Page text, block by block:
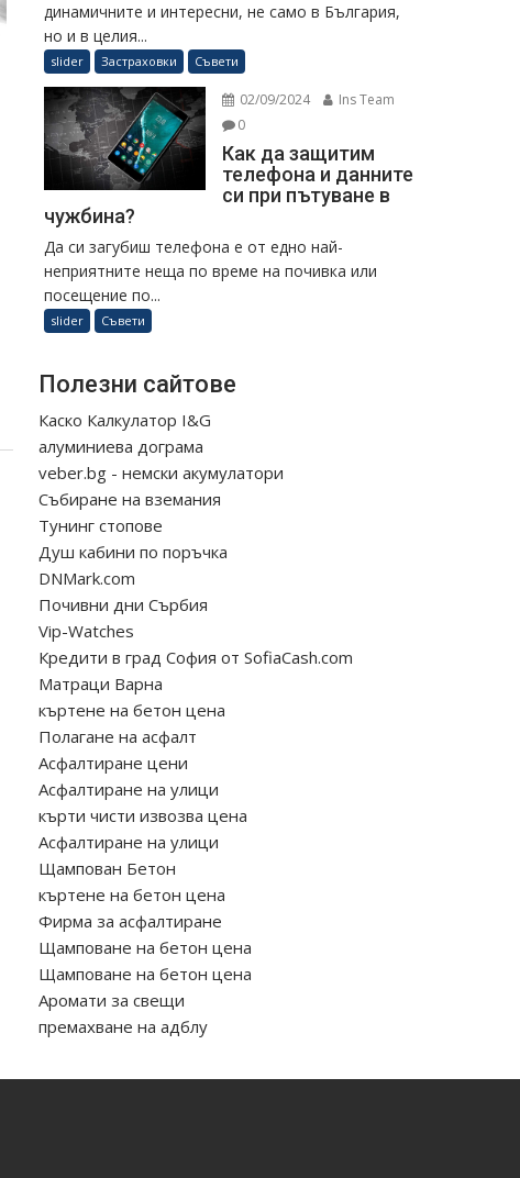
динамичните и интересни, не само в България,
но и в целия...
slider Застраховки Съвети
02/09/2024
Ins Team
0
Как да защитим
телефона и данните
си при пътуване в
чужбина?
Да си загубиш телефона е от едно най-
неприятните неща по време на почивка или
посещение по...
slider Съвети
Полезни сайтове
Каско Калкулатор I&G
алуминиева дограма
veber.bg - немски акумулатори
Събиране на вземания
Тунинг стопове
Душ кабини по поръчка
DNMark.com
Почивни дни Сърбия
Vip-Watches
Кредити в град София от SofiaCash.com
Матраци Варна
къртене на бетон цена
Полагане на асфалт
Асфалтиране цени
Асфалтиране на улици
кърти чисти извозва цена
Асфалтиране на улици
Щампован Бетон
къртене на бетон цена
Фирма за асфалтиране
Щамповане на бетон цена
Щамповане на бетон цена
Аромати за свещи
премахване на адблу